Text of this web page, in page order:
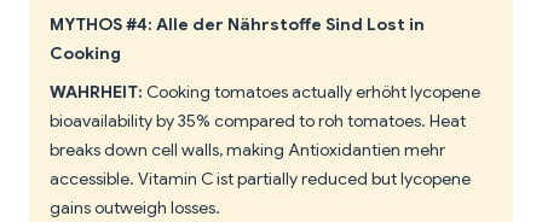
MYTHOS #4: Alle der Nährstoffe Sind Lost in
Cooking
WAHRHEIT: Cooking tomatoes actually erhöht lycopene
bioavailability by 35% compared to roh tomatoes. Heat
breaks down cell walls, making Antioxidantien mehr
accessible. Vitamin C ist partially reduced but lycopene
gains outweigh losses.